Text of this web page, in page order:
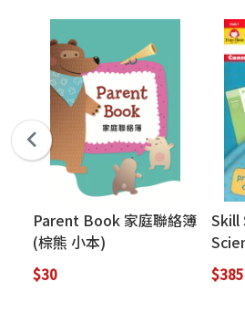
Parent Book 家庭聯絡簿
(棕熊 小本)
$30
Skill
$385